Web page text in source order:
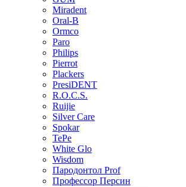
Miradent
Oral-B
Ormco
Paro
Philips
Pierrot
Plackers
PresiDENT
R.O.C.S.
Ruijie
Silver Care
Spokar
TePe
White Glo
Wisdom
Пародонтол Prof
Профессор Персин